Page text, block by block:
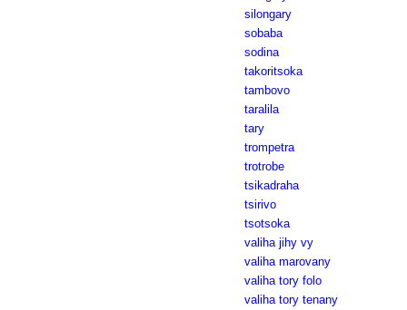
silongary
sobaba
sodina
takoritsoka
tambovo
taralila
tary
trompetra
trotrobe
tsikadraha
tsirivo
tsotsoka
valiha jihy vy
valiha marovany
valiha tory folo
valiha tory tenany